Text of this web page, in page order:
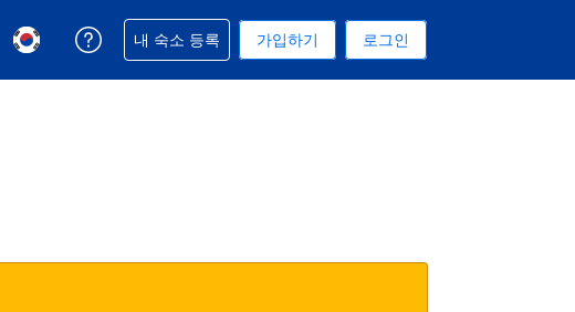
. 현재 선택된 통화는 대한민국 원입니다
언어 선택. 현재 선택된 언어는 한국어입니다
예약과 관련해 도움을 받으실 수 있습니다
내 숙소 등록 가입하기 로그인